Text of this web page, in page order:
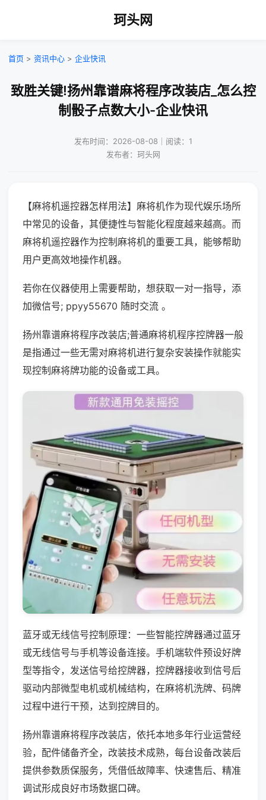
珂头网
首页 > 资讯中心 > 企业快讯
致胜关键!扬州靠谱麻将程序改装店_怎么控
制骰子点数大小-企业快讯
发布时间：2026-08-08｜阅读：1
发布者：珂头网
【麻将机遥控器怎样用法】麻将机作为现代娱乐场所
中常见的设备，其便捷性与智能化程度越来越高。而
麻将机遥控器作为控制麻将机的重要工具，能够帮助
用户更高效地操作机器。
若你在仪器使用上需要帮助，想获取一对一指导，添
加微信号; ppyy55670 随时交流 。
扬州靠谱麻将程序改装店;普通麻将机程序控牌器一般
是指通过一些无需对麻将机进行复杂安装操作就能实
现控制麻将牌功能的设备或工具。
蓝牙或无线信号控制原理：一些智能控牌器通过蓝牙
或无线信号与手机等设备连接。手机端软件预设好牌
型等指令，发送信号给控牌器，控牌器接收到信号后
驱动内部微型电机或机械结构，在麻将机洗牌、码牌
过程中进行干预，达到控牌目的。
扬州靠谱麻将程序改装店，依托本地多年行业运营经
验，配件储备齐全，改装技术成熟，每台设备改装后
提供参数质保服务，凭借低故障率、快速售后、精准
调试形成良好市场数据口碑。